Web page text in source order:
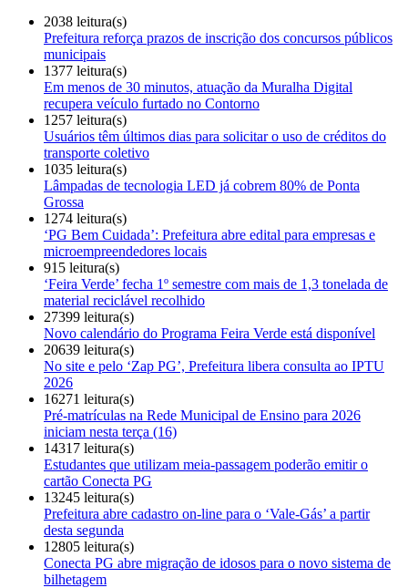
2038 leitura(s)
Prefeitura reforça prazos de inscrição dos concursos públicos
municipais
1377 leitura(s)
Em menos de 30 minutos, atuação da Muralha Digital
recupera veículo furtado no Contorno
1257 leitura(s)
Usuários têm últimos dias para solicitar o uso de créditos do
transporte coletivo
1035 leitura(s)
Lâmpadas de tecnologia LED já cobrem 80% de Ponta
Grossa
1274 leitura(s)
‘PG Bem Cuidada’: Prefeitura abre edital para empresas e
microempreendedores locais
915 leitura(s)
‘Feira Verde’ fecha 1º semestre com mais de 1,3 tonelada de
material reciclável recolhido
27399 leitura(s)
Novo calendário do Programa Feira Verde está disponível
20639 leitura(s)
No site e pelo ‘Zap PG’, Prefeitura libera consulta ao IPTU
2026
16271 leitura(s)
Pré-matrículas na Rede Municipal de Ensino para 2026
iniciam nesta terça (16)
14317 leitura(s)
Estudantes que utilizam meia-passagem poderão emitir o
cartão Conecta PG
13245 leitura(s)
Prefeitura abre cadastro on-line para o ‘Vale-Gás’ a partir
desta segunda
12805 leitura(s)
Conecta PG abre migração de idosos para o novo sistema de
bilhetagem